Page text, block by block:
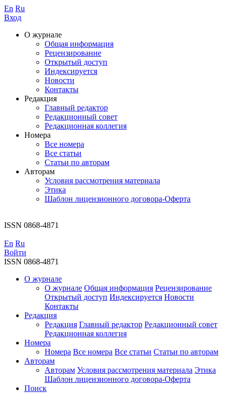
En Ru
Вход
О журнале
Общая информация
Рецензирование
Открытый доступ
Индексируется
Новости
Контакты
Редакция
Главный редактор
Редакционный совет
Редакционная коллегия
Номера
Все номера
Все статьи
Статьи по авторам
Авторам
Условия рассмотрения материала
Этика
Шаблон лицензионного договора-Оферта
ISSN 0868-4871
En Ru
Войти
ISSN 0868-4871
О журнале
О журнале Общая информация Рецензирование
Открытый доступ Индексируется Новости
Контакты
Редакция
Редакция Главный редактор Редакционный совет
Редакционная коллегия
Номера
Номера Все номера Все статьи Статьи по авторам
Авторам
Авторам Условия рассмотрения материала Этика
Шаблон лицензионного договора-Оферта
Поиск